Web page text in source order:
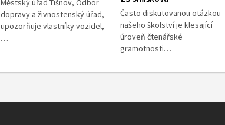
Městský úřad Tišnov, Odbor
dopravy a živnostenský úřad,
upozorňuje vlastníky vozidel,
…
Často diskutovanou otázkou
našeho školství je klesající
úroveň čtenářské
gramotnosti…